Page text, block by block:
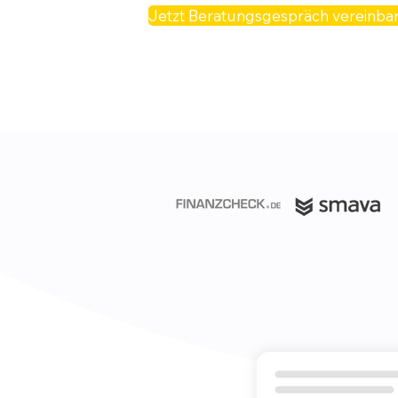
Jetzt Beratungsgespräch